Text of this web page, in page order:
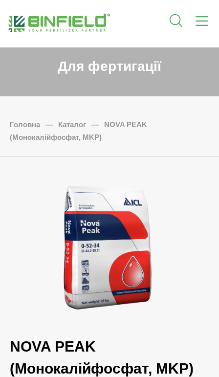
Для фертигації
Головна — Каталог —
NOVA PEAK
(Монокалійфосфат, MKP)
NOVA PEAK
(Монокалійфосфат, MKP)